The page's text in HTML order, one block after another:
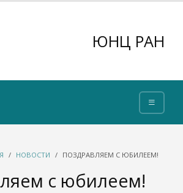
ЮНЦ РАН
НОВОСТИ ПОЗДРАВЛЯЕМ С ЮБИЛЕЕМ!
с юбилеем!